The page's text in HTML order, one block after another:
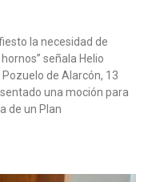
la necesidad de
señala Helio
de Alarcón, 13
una moción para
de un Plan